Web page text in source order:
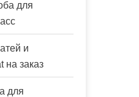
для
и
на заказ
для